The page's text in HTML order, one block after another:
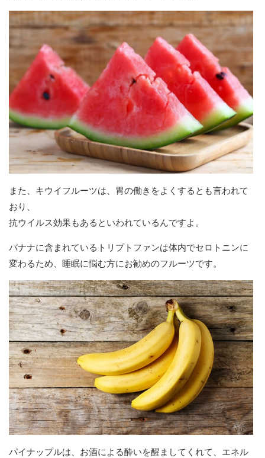
また、キウイフルーツは、胃の働きをよくするとも言われて
おり、
抗ウイルス効果もあるといわれているんですよ。
バナナに含まれているトリプトファンは体内でセロトニンに
変わるため、睡眠に悩む方にお勧めのフルーツです。
パイナップルは、お酒による酔いを醒ましてくれて、エネル